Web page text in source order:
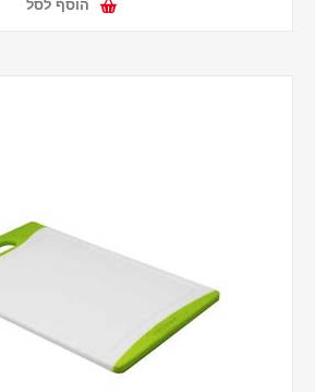
הוסף לסל